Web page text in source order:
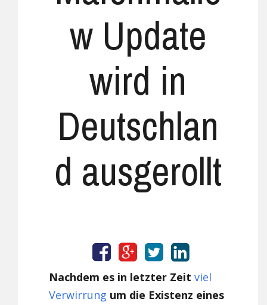
w Update
wird in
Deutschlan
d ausgerollt
Nachdem es in letzter Zeitviel
Verwirrung um die Existenz eines